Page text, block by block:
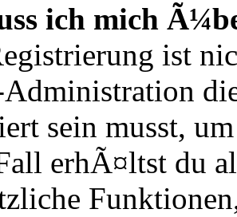
ich mich
ist
sein musst,
erhÃ¤ltst du